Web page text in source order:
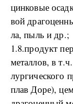
ци­н­ко­вые
вой
ла, пыль и др.;
1.8.­про­дукт
ме­тал­лов, в
лур­ги­че­ско­го
плав До­ре),